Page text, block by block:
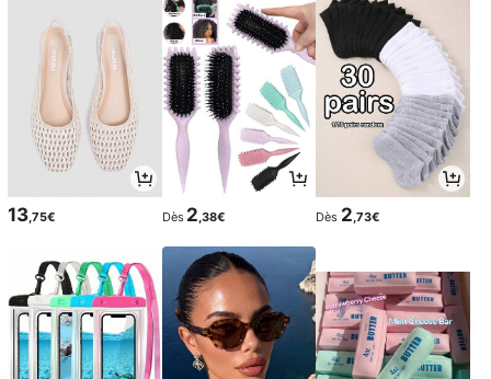
13,75€ Dès 2,38€ Dès 2,73€